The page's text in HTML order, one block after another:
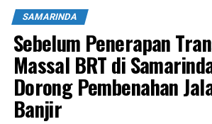
SAMARINDA
Sebelum Penerapan
Massal BRT di
Dorong Pembenahan
Banjir